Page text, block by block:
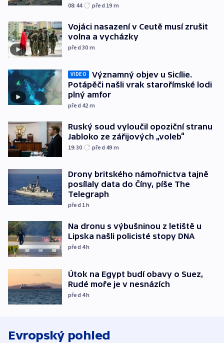
08:44 před 19 m
Vojáci nasazení v Ceutě musí zrušit
volna a vycházky
před 30 m
VIDEO
Významný objev u Sicílie.
Potápěči našli vrak starořímské lodi
plný amfor
před 42 m
Ruský soud vyloučil opoziční stranu
Jabloko ze zářijových „voleb“
19:30 před 49 m
Drony britského námořnictva tajně
posílaly data do Číny, píše The
Telegraph
před 1h
Na dronu s výbušninou z letiště u
Lipska našli policisté stopy DNA
před 4h
Útok na Egypt budí obavy o Suez,
Rudé moře je v nesnázích
před 4h
Evropský pohled